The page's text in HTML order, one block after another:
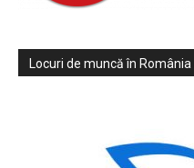
Locuri de muncă în